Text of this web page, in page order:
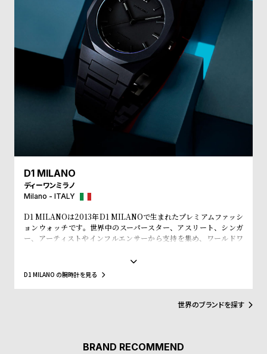
e
D1 MILANO
ディーワンミラノ
Milano - ITALY
D1 MILANOは2013年D1 MILANOで生まれたプレミアムファッシ
ョンウォッチです。世界中のスーパースター、アスリート、シンガ
ー、アーティストやインフルエンサーから支持を集め、ワールドワ
970年代のイタリアンなクリアラインと美的感覚にインスパイアさ
れたデザインは、流行を追いかける全ての人々にとってのマストア
イテムとなることでしょう。Forbesによって、ファッションを再定
義する若いイタリアンブランドのトップ10にノミネートされまし
た。その中にはGQやVogue、Elle、Esquireなどファッション業界
D1 MILANO の腕時計を見る
世界のブランドを探す
BRAND RECOMMEND